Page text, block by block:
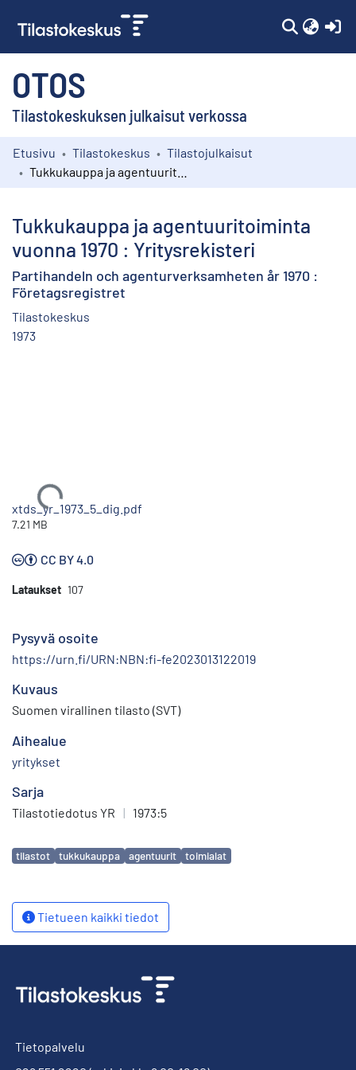
OTOS
Tilastokeskuksen julkaisut verkossa
Kokoelmat
Etusivu Tilastokeskus
Tilastojulkaisut
Tukkukauppa ja agentuuritoiminta
vuonna 1970 : Yritysrekisteri
Partihandeln och agenturverksamheten år 1970 :
Företagsregistret
Tilastokeskus
1973
Ladataan...
xtds_yr_1973_5_dig.pdf
7.21 MB
CC BY 4.0
Lataukset 107
Pysyvä osoite
https://urn.fi/URN:NBN:fi-fe2023013122019
Kuvaus
Suomen virallinen tilasto (SVT)
Aihealue
yritykset
Sarja
Tilastotiedotus YR | 1973:5
Avainsanat
tilastot tukkukauppa agentuurit toimialat
Tietueen kaikki tiedot
Tietopalvelu